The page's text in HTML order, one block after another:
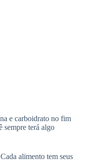
e carboidrato no fim
sempre terá algo
alimento tem seus